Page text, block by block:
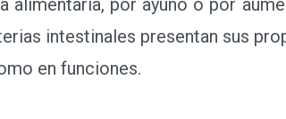
intestinales presentan sus
en funciones.